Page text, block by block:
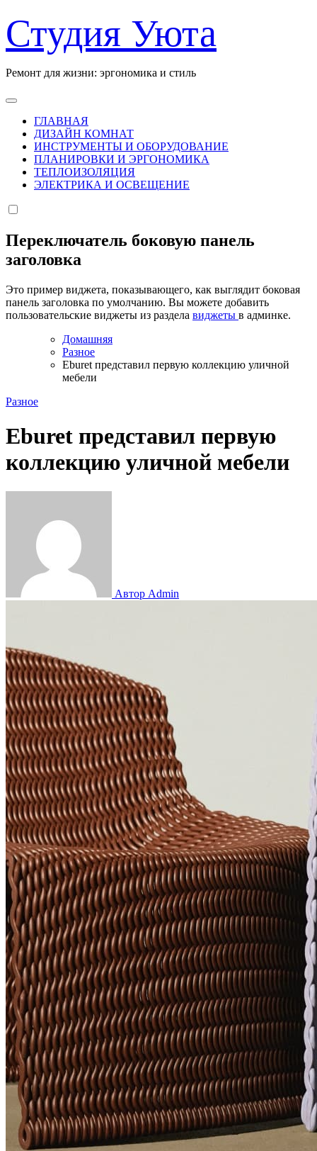
к
содержанию
Студия Уюта
Ремонт для жизни: эргономика и стиль
ГЛАВНАЯ
ДИЗАЙН КОМНАТ
ИНСТРУМЕНТЫ И ОБОРУДОВАНИЕ
ПЛАНИРОВКИ И ЭРГОНОМИКА
ТЕПЛОИЗОЛЯЦИЯ
ЭЛЕКТРИКА И ОСВЕЩЕНИЕ
Переключатель боковую панель
заголовка
Это пример виджета, показывающего, как выглядит боковая
панель заголовка по умолчанию. Вы можете добавить
пользовательские виджеты из раздела виджеты в админке.
Домашняя
Разное
Eburet представил первую коллекцию уличной
мебели
Разное
Eburet представил первую
коллекцию уличной мебели
Автор Admin